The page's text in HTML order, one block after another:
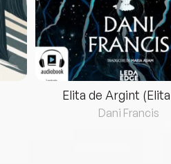
Elita de Argint (Elita
Dani Francis